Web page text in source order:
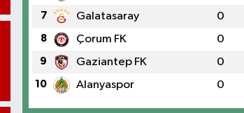
7 Galatasaray 0
8 Çorum FK 0
9 Gaziantep FK 0
10 Alanyaspor 0